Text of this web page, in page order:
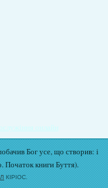
онлайн
Бог усе, що створив: і
Початок книги Буття).
КІРІОС.